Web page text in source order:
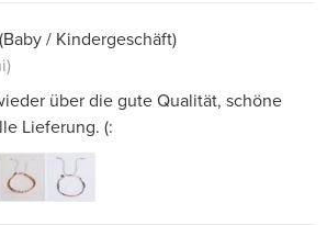
(Baby / Kindergeschäft)
über die gute Qualität, schöne
Lieferung. (: